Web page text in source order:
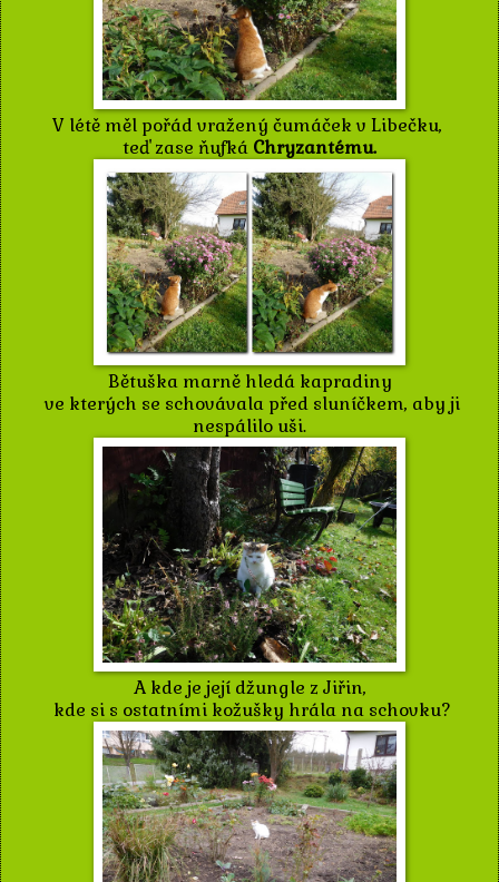
V létě měl pořád vražený čumáček v Libečku,
teď zase ňufká Chryzantému.
Bětuška marně hledá kapradiny
ve kterých se schovávala před sluníčkem, aby ji
nespálilo uši.
A kde je její džungle z Jiřin,
kde si s ostatními kožušky hrála na schovku?